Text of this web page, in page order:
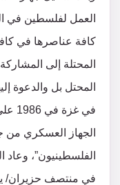
العمل لفلسطين في
كافة عناصرها في
المحتلة إلى
المحتل بل والدعوة
في
الجهاز العسكري من
الفلسطينيون”، وعاد